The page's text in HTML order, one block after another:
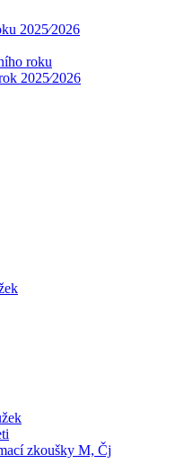
2025⁄2026
roku
2025⁄2026
zkoušky M, Čj